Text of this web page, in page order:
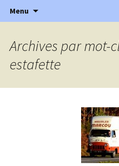
l'Automobile
l'automobile ancienne :
…
Menu
Archives par mot-
estafette